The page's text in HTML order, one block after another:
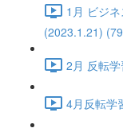
1月 ビジ
(2023.1.21)
2月 反転
4月反転学